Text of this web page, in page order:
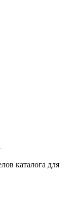
каталога для